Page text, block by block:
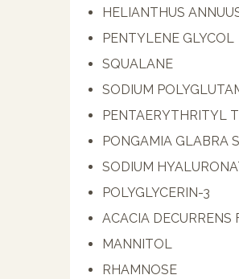
HELIANTHUS
PENTYLENE GLYCOL
SQUALANE
SODIUM
PENTAERYTHRITYL
PONGAMIA GLABRA
SODIUM
POLYGLYCERIN-3
ACACIA DECURRENS
MANNITOL
RHAMNOSE